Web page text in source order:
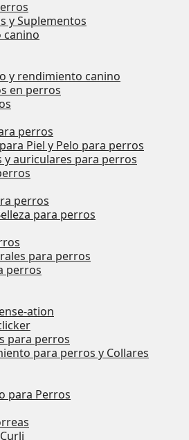
y Suplementos
canino
y rendimiento canino
en perros
perros
Piel y Pelo para perros
y auriculares para perros
perros
para perros
para perros
perros
ation
para perros
para perros y Collares
para Perros